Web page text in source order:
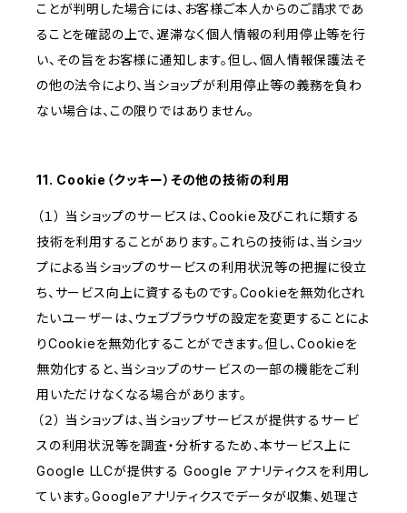
ことが判明した場合には、お客様ご本人からのご請求であ
ることを確認の上で、遅滞なく個人情報の利用停止等を行
い、その旨をお客様に通知します。但し、個人情報保護法そ
の他の法令により、当ショップが利用停止等の義務を負わ
ない場合は、この限りではありません。
11. Cookie（クッキー）その他の技術の利用
（１） 当ショップのサービスは、Cookie及びこれに類する
技術を利用することがあります。これらの技術は、当ショッ
プによる当ショップのサービスの利用状況等の把握に役立
ち、サービス向上に資するものです。Cookieを無効化され
たいユーザーは、ウェブブラウザの設定を変更することによ
りCookieを無効化することができます。但し、Cookieを
無効化すると、当ショップのサービスの一部の機能をご利
用いただけなくなる場合があります。
（２） 当ショップは、当ショップサービスが提供するサービ
スの利用状況等を調査・分析するため、本サービス上に
Google LLCが提供する Google アナリティクスを利用し
ています。Googleアナリティクスでデータが収集、処理さ